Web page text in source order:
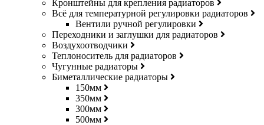
Кронштейны для крепления радиаторов
Всё для температурной регулировки радиаторов
Вентили ручной регулировки
Переходники и заглушки для радиаторов
Воздухоотводчики
Теплоноситель для радиаторов
Чугунные радиаторы
Биметаллические радиаторы
150мм
350мм
300мм
500мм